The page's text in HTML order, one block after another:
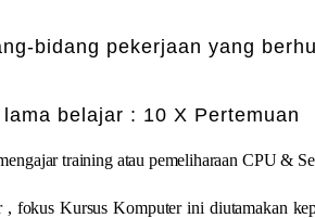
bidang pekerjaan yang
belajar : 10 X Pertemuan
training atau pemeliharaan CPU &
fokus Kursus Komputer ini diutamakan